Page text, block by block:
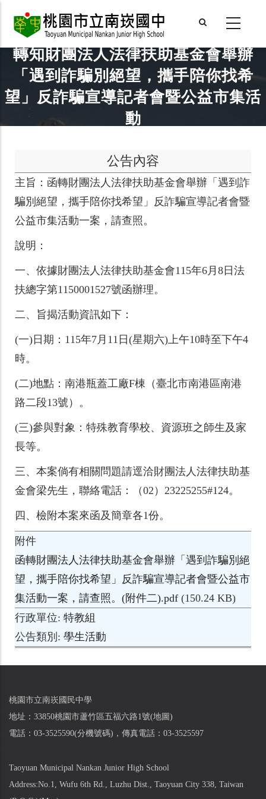
content轉知財團法人法律扶助基金會舉辦
「遇到詐騙別絕望，攜手陪你找希
望」反詐騙宣導記者會暨公益市集活
動
公告內容
主旨： 函轉財團法人法律扶助基金會舉辦「遇到詐
騙別絕望，攜手陪你找希望」反詐騙宣導記者會暨
公益市集活動一案，請查照。
說明：
一、 依據財團法人法律扶助基金會115年6月8日法
扶總字第1150001527號函辦理。
二、 旨揭活動資訊如下：
(一) 日期：115年7月11日(星期六)上午10時至下午4
時。
(二)地點：南港瓶蓋工廠F棟（臺北市南港區南港
路二段13號）。
(三)參與對象：特殊教育學校、資源班之師生及家
長等。
三、 本案倘有相關問題請逕洽財團法人法律扶助基
金會梁先生，聯絡電話：（02）23225255#124。
四、 檢附本案來函及簡章各1份。
附件
函轉財團法人法律扶助基金會舉辦「遇到詐騙別絕
望，攜手陪你找希望」反詐騙宣導記者會暨公益市
集活動一案，請查照。(附件二).pdf (150.24 KB)
行政單位 特教組
公告類別
學生活動
桃園市立南崁國民中學
地址：33850桃園市蘆竹區五福六路1號(地圖)
電話：03-3525590(分機號碼)，傳真電話：03-3525597
Taoyuan Municipal Nankan Junior High School
Address:No.1, Wufu 6th Rd., Luzhu Dist., Taoyuan City 338, Taiwan